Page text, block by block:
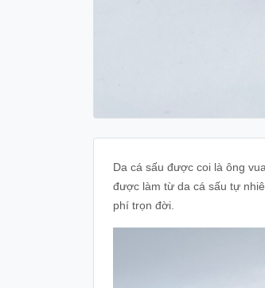
Da cá sấu được coi là ông
được làm từ da cá sấu tự
phí trọn đời.